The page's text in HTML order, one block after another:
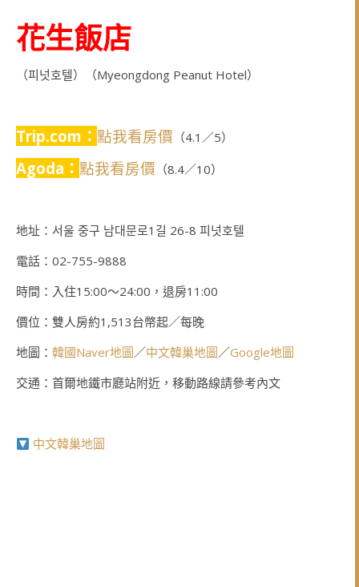
花生飯店
（피넛호텔）（Myeongdong Peanut Hotel）
Trip.com： 點我看房價 （4.1／5）
Agoda： 點我看房價 （8.4／10）
地址：서울 중구 남대문로1길 26-8 피넛호텔
電話：02-755-9888
時間：入住15:00～24:00，退房11:00
價位：雙人房約1,513台幣起／每晚
地圖： 韓國Naver地圖／中文韓巢地圖／Google地圖
交通：首爾地鐵市廳站附近，移動路線請參考內文
中文韓巢地圖